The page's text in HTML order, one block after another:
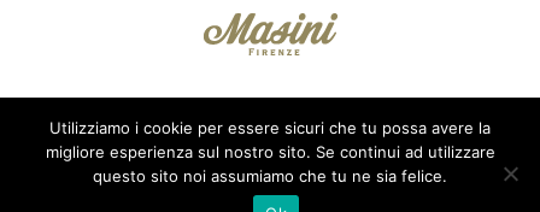
Powered byWeb Agency KeepUp
Utilizziamo i cookie per essere sicuri che tu possa avere la
migliore esperienza sul nostro sito. Se continui ad utilizzare
questo sito noi assumiamo che tu ne sia felice.